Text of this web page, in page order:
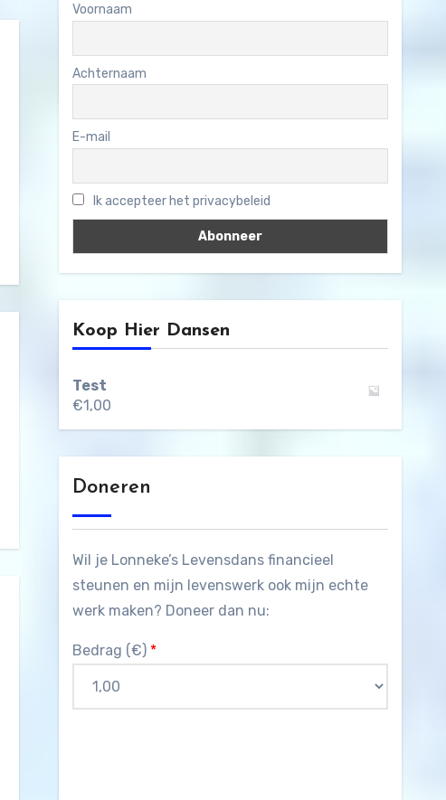
Voornaam
Achternaam
E-mail
Ik accepteer het privacybeleid
Koop Hier Dansen
Test
€1,00
Doneren
Wil je Lonneke’s Levensdans financieel
steunen en mijn levenswerk ook mijn echte
werk maken? Doneer dan nu:
Bedrag (€) *